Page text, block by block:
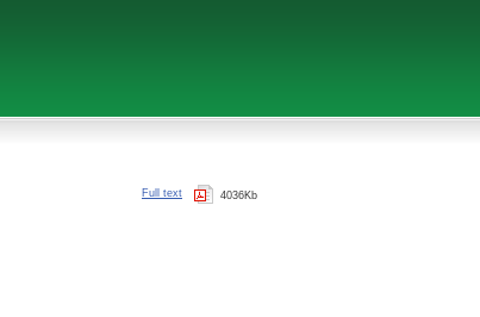
4036Kb
Full text